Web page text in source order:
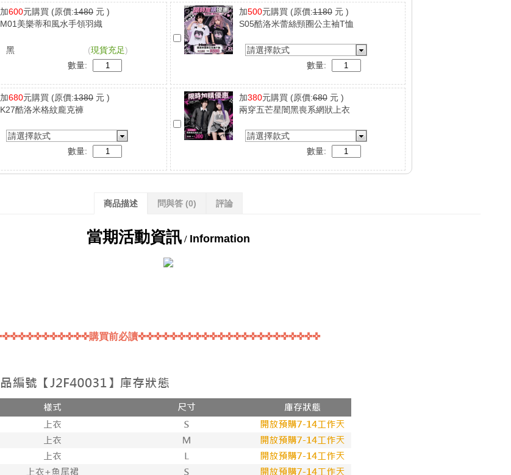
加600元購買 (原價:1480 元 )
M01美樂蒂和風水手領羽織
黑 (現貨充足)
數量:
加500元購買 (原價:1180元 )
S05酷洛米蕾絲頸圈公主袖T恤
請選擇款式
數量:
加680元購買 (原價:1380 元 )
K27酷洛米格紋龐克褲
請選擇款式
數量:
加380元購買 (原價:680元 )
兩穿五芒星闇黑喪系網狀上衣
請選擇款式
數量:
商品描述 問與答 (0) 評論